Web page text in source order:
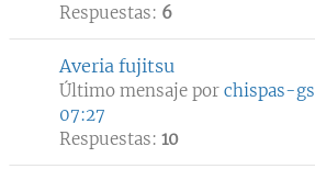
Respuestas: 6
Averia fujitsu
Último mensaje por chispas-gs
07:27
Respuestas: 10